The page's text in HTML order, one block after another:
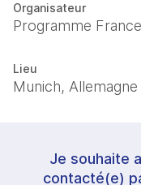
Organisateur
Programme
Lieu
Munich, Allemagne
Je souhaite
contacté(e)